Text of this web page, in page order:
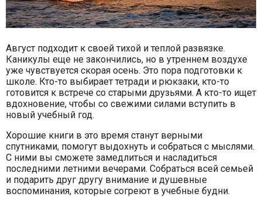
Август подходит к своей тихой и теплой развязке.
Каникулы еще не закончились, но в утреннем воздухе
уже чувствуется скорая осень. Это пора подготовки к
школе. Кто-то выбирает тетради и рюкзаки, кто-то
готовится к встрече со старыми друзьями. А кто-то ищет
вдохновение, чтобы со свежими силами вступить в
новый учебный год.
Хорошие книги в это время станут верными
спутниками, помогут выдохнуть и собраться с мыслями.
С ними вы сможете замедлиться и насладиться
последними летними вечерами. Собраться всей семьей
и подарить друг другу внимание и душевные
воспоминания, которые согреют в учебные будни.